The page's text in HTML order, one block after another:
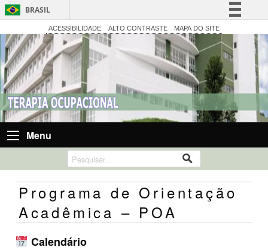
BRASIL
Simplifique!
Comunica BR
Participe
Acesso à informação
Legislação
Canais
ACESSIBILIDADE ALTO CONTRASTE MAPA DO SITE
Menu
Programa de Orientação
Acadêmica – POA
Calendário